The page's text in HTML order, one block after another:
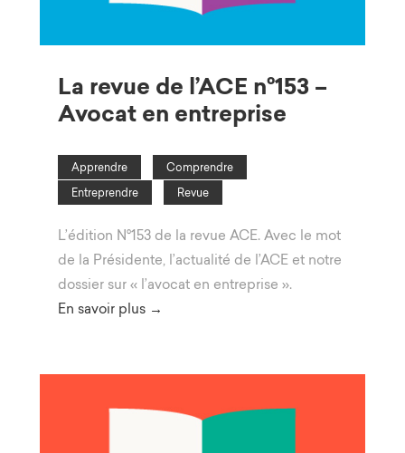
La revue de l’ACE n°153 –
Avocat en entreprise
Apprendre
Comprendre
Entreprendre
Revue
L’édition N°153 de la revue ACE. Avec le mot
de la Présidente, l’actualité de l’ACE et notre
dossier sur « l’avocat en entreprise ».
En savoir plus →